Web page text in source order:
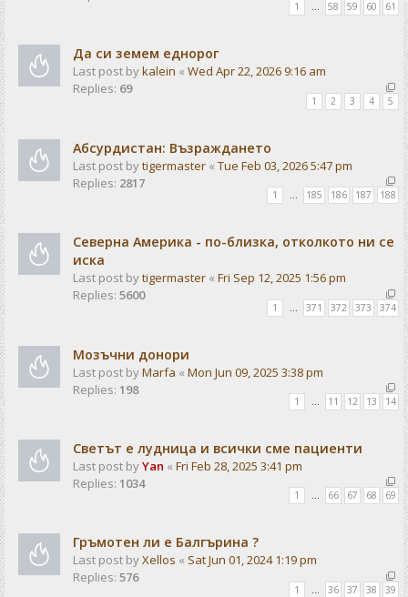
1 … 58 59 60 61
Да си земем еднорог
Last post bykalein « Wed Apr 22, 2026 9:16 am
Replies: 69
1 2 3 4 5
Абсурдистан: Възраждането
Last post bytigermaster « Tue Feb 03, 2026 5:47 pm
Replies: 2817
1 … 185 186 187 188
Северна Америка - по-близка, отколкото ни се
иска
Last post bytigermaster « Fri Sep 12, 2025 1:56 pm
Replies: 5600
1 371 372 373 374
Мозъчни донори
Last post byMarfa « Mon Jun 09, 2025 3:38 pm
Replies: 198
1 … 11 12 13 14
Светът е лудница и всички сме пациенти
Last post byYan « Fri Feb 28, 2025 3:41 pm
Replies: 1034
1 … 66 67 68 69
Гръмотен ли е Балгърина ?
Last post byXellos « Sat Jun 01, 2024 1:19 pm
Replies: 576
1 36 37 38 39